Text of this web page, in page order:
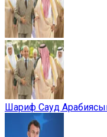
Шариф Сауд